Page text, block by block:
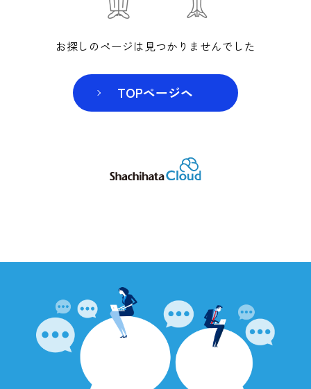
お探しのページは見つかりませんでした
TOPページヘ